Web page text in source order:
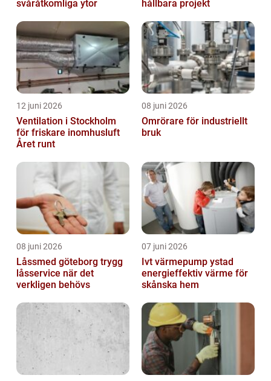
svåråtkomliga ytor hållbara projekt
12 juni 2026
Ventilation i Stockholm
för friskare inomhusluft
Året runt
08 juni 2026
Omrörare för industriellt
bruk
08 juni 2026
Låssmed göteborg trygg
låsservice när det
verkligen behövs
07 juni 2026
Ivt värmepump ystad
energieffektiv värme för
skånska hem